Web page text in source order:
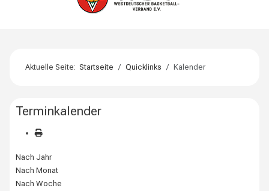
Aktuelle Seite:Startseite Quicklinks Kalender
Terminkalender
Nach Jahr
Nach Monat
Nach Woche